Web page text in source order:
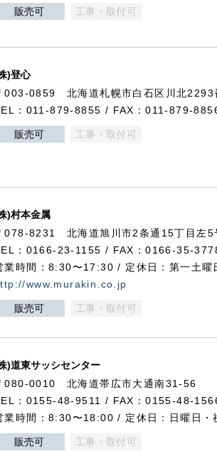
販売可 工事・取付可
)登心
003-0859 北海道札幌市白石区川北2293
：011-879-8855 / FAX：011-879-
販売可 工事・取付可
)村本金属
078-8231 北海道旭川市2条通15丁目左5
：0166-23-1155 / FAX：0166-35-
業時間：8:30〜17:30 / 定休日：第一土曜
www.murakin.co.jp
販売可 工事・取付可
)道東サッシセンター
080-0010 北海道帯広市大通南31-56
：0155-48-9511 / FAX：0155-48-
業時間：8:30〜18:00 / 定休日：日曜日・
販売可 工事・取付可